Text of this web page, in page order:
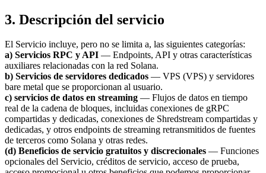
3. Descripción del servicio
El Servicio incluye, pero no se limita a, las siguientes categorías:
a) Servicios RPC y API — Endpoints, API y otras características
auxiliares relacionadas con la red Solana.
b) Servicios de servidores dedicados — VPS (VPS) y servidores
bare metal que se proporcionan al usuario.
c) servicios de datos en streaming — Flujos de datos en tiempo
real de la cadena de bloques, incluidas conexiones de gRPC
compartidas y dedicadas, conexiones de Shredstream compartidas y
dedicadas, y otros endpoints de streaming retransmitidos de fuentes
de terceros como Solana y otras redes.
(d) Beneficios de servicio gratuitos y discrecionales — Funciones
opcionales del Servicio, créditos de servicio, acceso de prueba,